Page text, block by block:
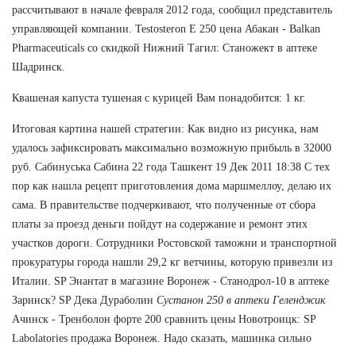
рассчитывают в начале февраля 2012 года, сообщил представитель
управляющей компании. Testosteron E 250 цена Абакан - Balkan
Pharmaceuticals со скидкой Нижний Тагил: Станожект в аптеке
Шадринск.
Квашеная капуста тушеная с курицей Вам понадобится: 1 кг.
Итоговая картина нашей стратегии: Как видно из рисунка, нам
удалось зафиксировать максимально возможную прибыль в 32000
руб. Сабинуська Сабина 22 года Ташкент 19 Дек 2011 18:38 С тех
пор как нашла рецепт приготовления дома маршмеллоу, делаю их
сама. В правительстве подчеркивают, что полученные от сбора
платы за проезд деньги пойдут на содержание и ремонт этих
участков дороги. Сотрудники Ростовской таможни и транспортной
прокуратуры города нашли 29,2 кг ветчины, которую привезли из
Италии. SP Энантат в магазине Воронеж - Станодрол-10 в аптеке
Заринск? SP Дека Дураболин Сустанон 250 в аптеки Геленджик
Ачинск - Тренболон форте 200 сравнить цены Новотроицк: SP
Labolatories продажа Воронеж. Надо сказать, машинка сильно